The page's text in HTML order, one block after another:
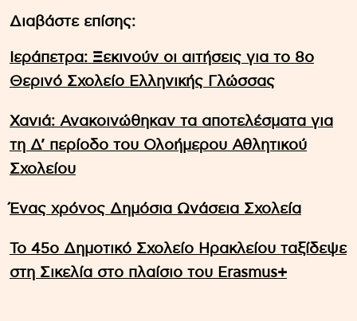
Διαβάστε επίσης:
Ιεράπετρα: Ξεκινούν οι αιτήσεις για το 8ο
Θερινό Σχολείο Ελληνικής Γλώσσας
Χανιά: Ανακοινώθηκαν τα αποτελέσματα για
τη Δ’ περίοδο του Ολοήμερου Αθλητικού
Σχολείου
Ένας χρόνος Δημόσια Ωνάσεια Σχολεία
Το 45ο Δημοτικό Σχολείο Ηρακλείου ταξίδεψε
στη Σικελία στο πλαίσιο του Erasmus+